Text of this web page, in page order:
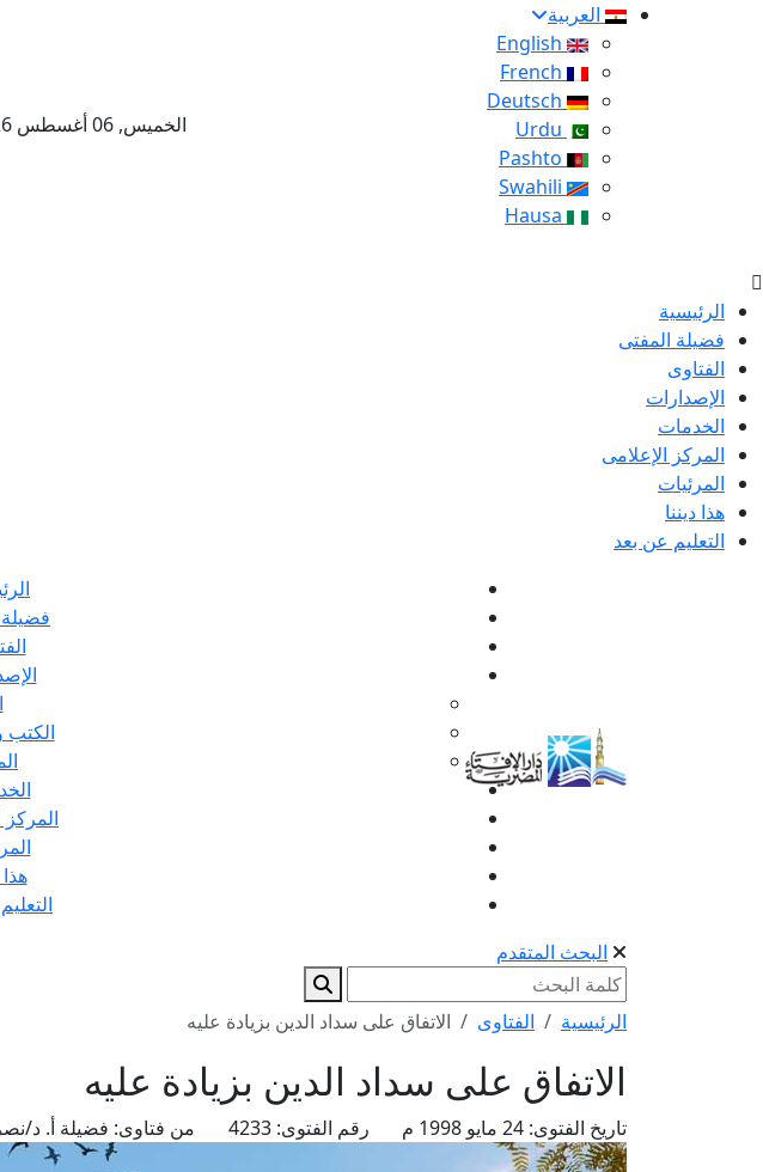
العربية
الخميس, 06 أغسطس 2026 – 23 صفر 1448 هـ
الرئيسية
فضيلة المفتى
الفتاوى
الإصدارات
الخدمات
المركز الإعلامى
المرئيات
هذا ديننا
التعليم عن بعد
المركز
هذا
البحث المتقدم
الرئيسية الفتاوى الاتفاق على سداد الدين بزيادة عليه
الاتفاق على سداد الدين بزيادة عليه
تاريخ الفتوى: رقم الفتوى: 4233 من فتاوى: فضيلة أ. د/